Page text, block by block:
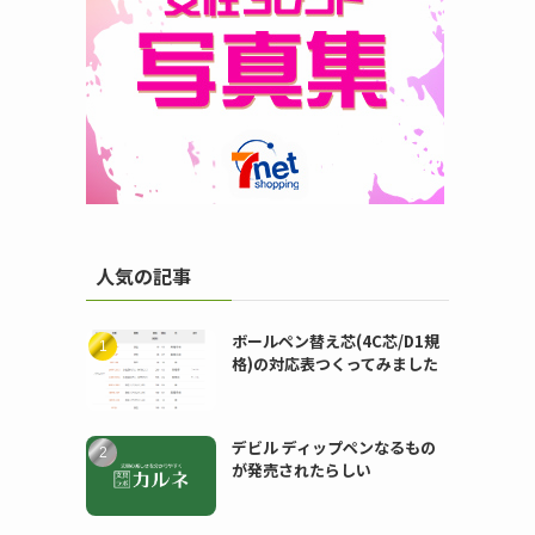
人気の記事
ボールペン替え芯(4C芯/D1規
格)の対応表つくってみました
デビル ディップペンなるもの
が発売されたらしい